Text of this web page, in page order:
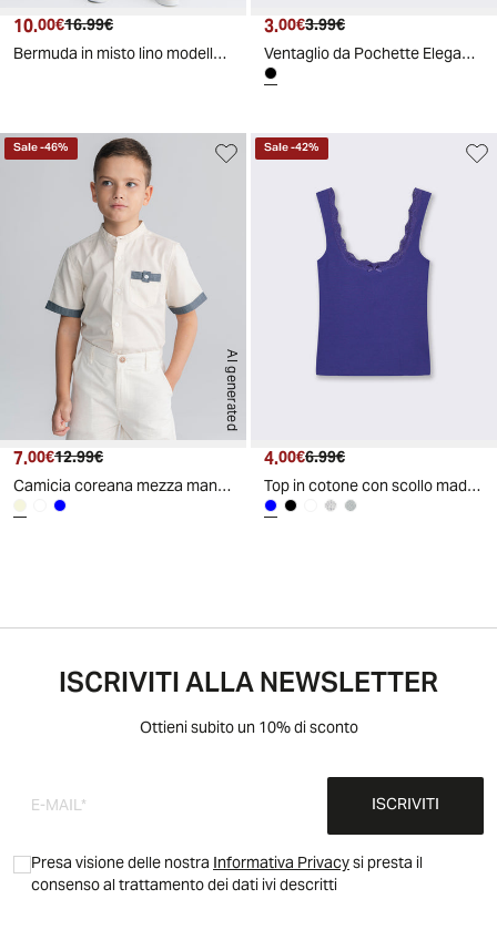
Prezzo attuale
10.00€ Prezzo originale
16.99€
Bermuda in misto lino modello chino - Beige
Prezzo attuale
3.00€ Prezzo originale
3.99€
Ventaglio da Pochette Elegante - Nero
AI generated
Sale-46%
Prezzo attuale
7.00€ Prezzo originale
12.99€
Camicia coreana mezza manica in cotone - Beige
Sale-42%
Prezzo attuale
4.00€ Prezzo originale
6.99€
Top in cotone con scollo madonna e fiocco - Blu cobalto
ISCRIVITI ALLA NEWSLETTER
Ottieni subito un 10% di sconto
ISCRIVITI
Presa visione delle nostraInformativa Privacysi presta il
consenso al trattamento dei dati ivi descritti